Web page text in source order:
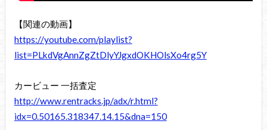
【関連の動画】
https://youtube.com/playlist?
list=PLkdVgAnnZgZtDlyYJgxdOKHOlsXo4rg5Y
カービュー 一括査定
http://www.rentracks.jp/adx/r.html?
idx=0.50165.318347.14.15&dna=150